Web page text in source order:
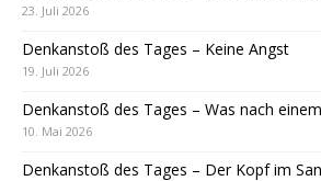
23. Juli 2026
Denkanstoß des Tages – Keine Angst
19. Juli 2026
Denkanstoß des Tages – Was nach
10. Mai 2026
Denkanstoß des Tages – Der Kopf im